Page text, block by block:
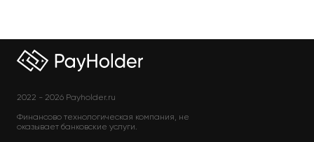
2022 - 2026 Payholder.ru
Финансово технологическая компания, не
оказывает банковские услуги.